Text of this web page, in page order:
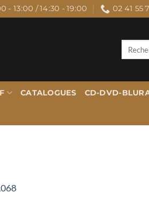
- 13:00 / 14:30 - 19:00 02 41 55
CATALOGUES CD-DVD-